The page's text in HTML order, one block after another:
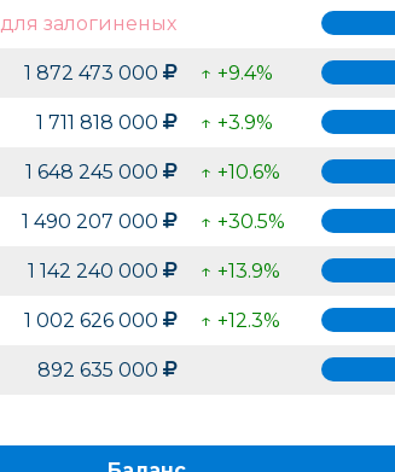
для залогиненых
1 872 473 000 ↑ +9.4%
1 711 818 000 ↑ +3.9%
1 648 245 000 ↑ +10.6%
1 490 207 000 ↑ +30.5%
1 142 240 000 ↑ +13.9%
1 002 626 000 ↑ +12.3%
892 635 000